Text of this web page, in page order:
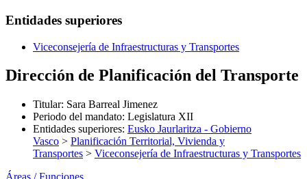
Entidades superiores
Viceconsejería de Infraestructuras y Transportes
Dirección de Planificación del Transporte
Titular: Sara Barreal Jimenez
Periodo del mandato: Legislatura XII
Entidades superiores: Eusko Jaurlaritza - Gobierno
Vasco > Planificación Territorial, Vivienda y
Transportes > Viceconsejería de Infraestructuras y Transportes